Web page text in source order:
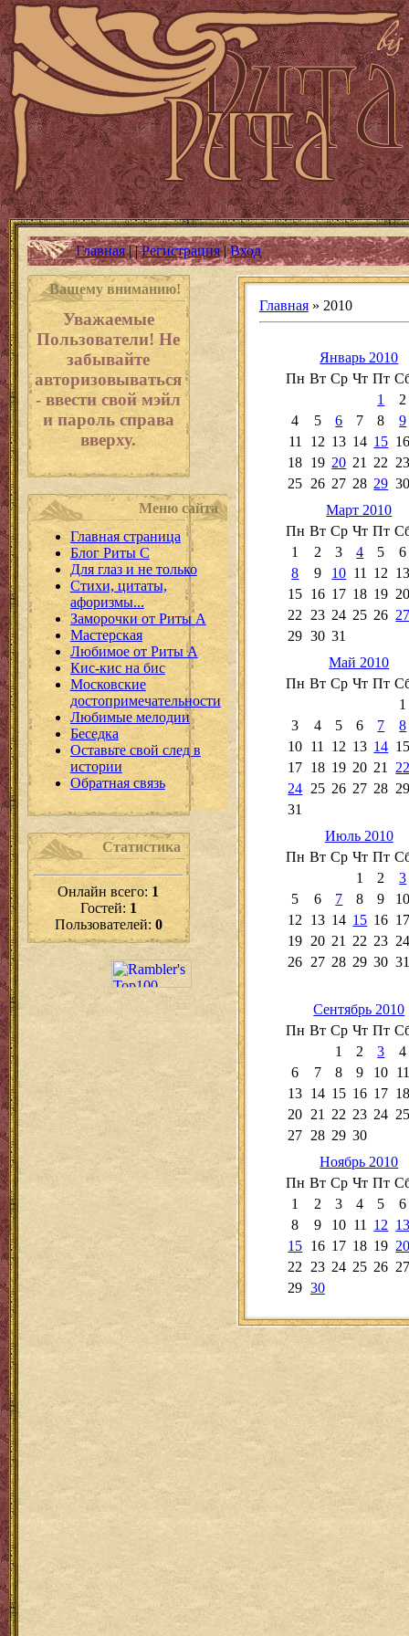
Главная||Регистрация|Вход
Вашему вниманию!
Уважаемые
Пользователи! Не
забывайте
авторизовываться
- ввести свой мэйл
и пароль справа
вверху.
Меню сайта
Главная страница
Блог Риты С
Для глаз и не только
Стихи, цитаты,
афоризмы...
Заморочки от Риты А
Мастерская
Любимое от Риты А
Кис-кис на бис
Московские
достопримечательности
Любимые мелодии
Беседка
Оставьте свой след в
истории
Обратная связь
Статистика
Онлайн всего: 1
Гостей: 1
Пользователей: 0
Главная» 2010
Январь 2010
Пн Вт Ср Чт Пт
1
2
4
5 6 7 8
9
11
12 13 14 15
18 19 20 21 22
25 26 27 28 29
Март 2010
Пн Вт Ср Чт Пт
1
2 3 4 5
6
8
9 10 11 12
15 16 17 18 19
22
23 24 25 26
29 30 31
Май 2010
Пн Вт Ср Чт Пт
1
3
4 5 6 7
8
10 11 12 13 14
17 18 19 20 21
24 25 26 27 28
31
Июль 2010
Пн Вт Ср Чт Пт
1
2
3
5
6 7 8 9
12
13 14 15 16
19 20 21 22 23
26 27 28 29 30
Сентябрь 2010
Пн Вт Ср Чт Пт
1
2 3
4
6
7 8 9 10 11
13 14 15 16 17
20 21 22 23 24
27 28 29 30
Ноябрь 2010
Пн Вт Ср Чт Пт
1
2 3 4 5
6
8
9 10 11 12
15 16 17 18 19
22
23 24 25 26
29 30